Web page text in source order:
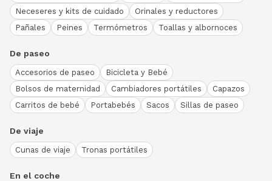
Neceseres y kits de cuidado
Orinales y reductores
Pañales
Peines Termómetros Toallas y albornoces
De paseo
Accesorios de paseo
Bicicleta y Bebé
Bolsos de maternidad
Cambiadores portátiles
Capazos
Carritos de bebé
Portabebés Sacos Sillas de paseo
De viaje
Cunas de viaje Tronas portátiles
En el coche